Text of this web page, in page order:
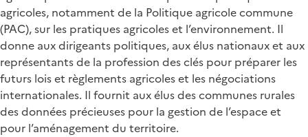
agricoles, notamment de la Politique agricole commune
(PAC), sur les pratiques agricoles et l’environnement. Il
donne aux dirigeants politiques, aux élus nationaux et aux
représentants de la profession des clés pour préparer les
futurs lois et règlements agricoles et les négociations
internationales. Il fournit aux élus des communes rurales
des données précieuses pour la gestion de l’espace et
pour l’aménagement du territoire.